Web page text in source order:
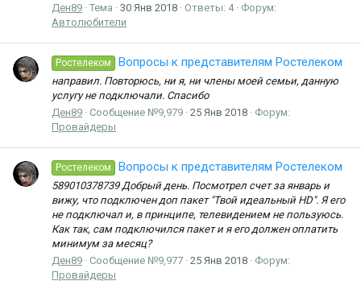
Ден89 Тема 30 Янв 2018 Ответы: 4
Форум:
Автолюбители
Ростелеком Вопросы к представителям Ростелеком
направил. Повторюсь, ни я, ни члены моей семьи, данную
услугу не подключали. Спасибо
Ден89
Сообщение №9,979 25 Янв 2018
Форум:
Провайдеры
Ростелеком Вопросы к представителям Ростелеком
589010378739 Добрый день. Посмотрел счет за январь и
вижу, что подключен доп пакет "Твой идеальный HD". Я его
не подключал и, в принципе, телевидением не пользуюсь.
Как так, сам подключился пакет и я его должен оплатить
минимум за месяц?
Ден89
Сообщение №9,977 25 Янв 2018
Форум:
Провайдеры